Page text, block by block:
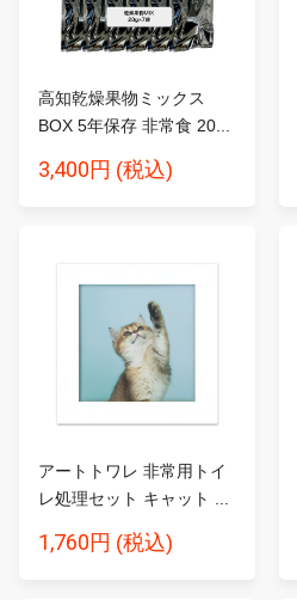
高知乾燥果物ミックス
BOX 5年保存 非常食 20...
3,400円 (税込)
アートトワレ 非常用トイ
レ処理セット キャット ...
1,760円 (税込)